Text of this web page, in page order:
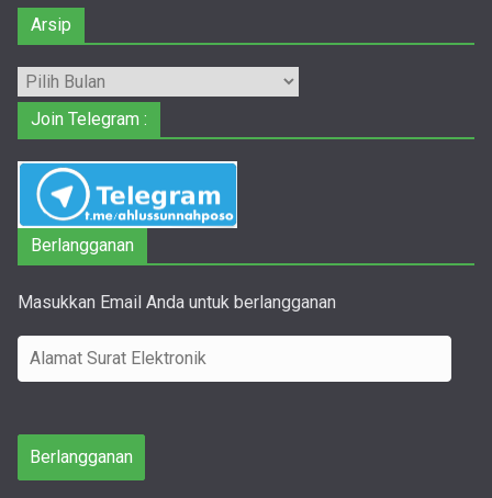
Arsip
Arsip
Join Telegram :
Berlangganan
Masukkan Email Anda untuk berlangganan
l
m
Berlangganan